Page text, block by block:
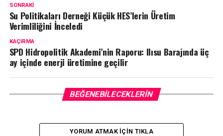
SONRAKI
Su Politikaları Derneği Küçük HES’lerin Üretim
Verimliliğini İnceledi
KAÇIRMA
SPD Hidropolitik Akademi’nin Raporu: Ilısu Barajında üç
ay içinde enerji üretimine geçilir
BEĞENEBILECEKLERIN
YORUM ATMAK IÇIN TIKLA